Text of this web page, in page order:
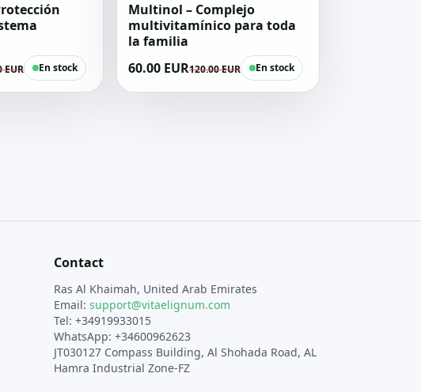
EUR En stock
Multinol – Complejo
multivitamínico para toda
la familia
60.00 EUR120.00 EUR En stock
Contact
Ras Al Khaimah, United Arab Emirates
Email: support@vitaelignum.com
Tel: +34919933015
WhatsApp: +34600962623
JT030127 Compass Building, Al Shohada Road, AL
Hamra Industrial Zone-FZ